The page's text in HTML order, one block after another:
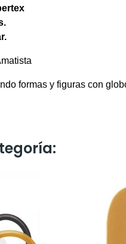
formas y figuras con